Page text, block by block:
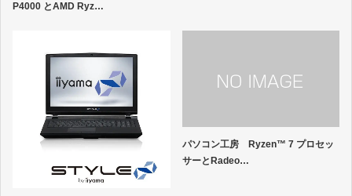
P4000 とAMD Ryz…
パソコン工房 Ryzen™ 7 プロセッ
サーとRadeo…